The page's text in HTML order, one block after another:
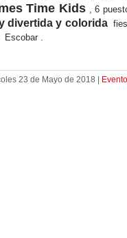
Time Kids
, 6
divertida y colorida
.
23 de Mayo de 2018 |